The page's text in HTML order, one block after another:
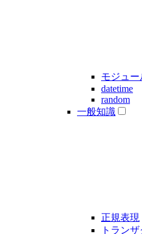
モジュー
datetime
random
一般知識
正規表現
トラン